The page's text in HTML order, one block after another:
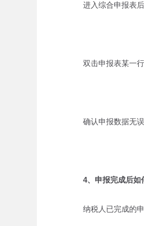
进入综合申报表后
双击申报表某一行
确认申报数据无误
4、申报完成后如
纳税人已完成的申